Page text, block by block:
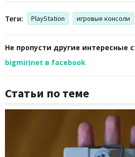
Теги: PlayStation игровые консоли
Не пропусти другие интересные
bigmir)net в facebook
Статьи по теме